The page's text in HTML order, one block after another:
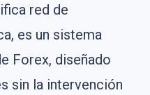
red de
es un sistema
Forex, diseñado
sin la intervención